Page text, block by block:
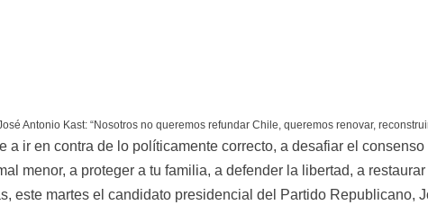
Antonio Kast: “Nosotros no queremos refundar Chile, queremos renovar,
a ir en contra de lo políticamente correcto, a desafiar el
menor, a proteger a tu familia, a defender la libertad, a
este martes el candidato presidencial del Partido Republicano,